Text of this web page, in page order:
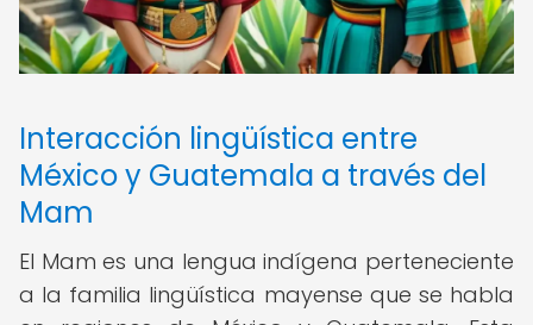
Interacción lingüística entre
México y Guatemala a través del
Mam
El Mam es una lengua indígena perteneciente
a la familia lingüística mayense que se habla